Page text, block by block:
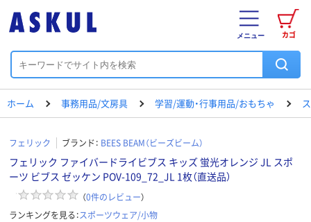
カゴ
メニュー
ホーム 事務用品/文房具 学習/運動・行事用品/おもちゃ
フェリック ブランド： BEES BEAM（ビーズビーム）
フェリック ファイバードライビブス キッズ 蛍光オレンジ JL スポ
ーツ ビブス ゼッケン POV-109_72_JL 1枚（直送品）
（0件のレビュー）
ランキングを見る：スポーツウェア/小物